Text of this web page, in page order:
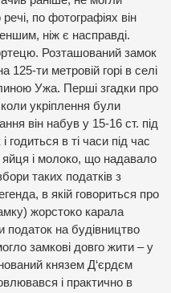
по фотографіях він
ніж є насправді.
Розташований замок
125-ти метровій горі в селі
Ужа. Перші згадки про
укріплення були
він набув у 15-16 ст. під
годиться в ті часи під час
і молоко, що надавало
таких податків з
в якій говориться про
жорстоко карала
податок на будівництво
замкові довго жити – у
князем Д‘єрдєм
і практично в